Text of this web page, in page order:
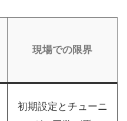
現場での限界
初期設定とチューニ